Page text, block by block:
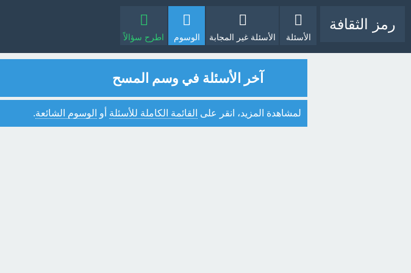
رمز الثقافة
الأسئلة الأسئلة غير المجابة الوسوم اطرح سؤالاً
آخر الأسئلة في وسم المسح
لمشاهدة المزيد، انقر على القائمة الكاملة للأسئلة أو الوسوم الشائعة.